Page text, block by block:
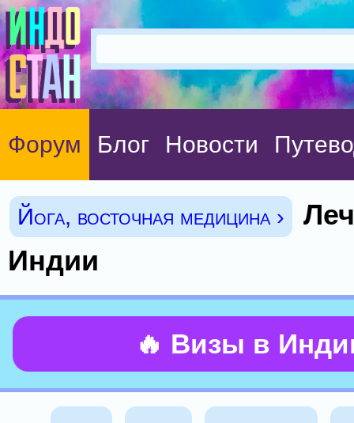
Форум Блог Новости
Йога, восточная медицина ›
Индии
🔥 Визы в